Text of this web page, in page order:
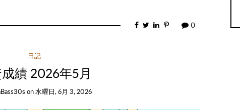
0
日記
績 2026年5月
on水曜日, 6月 3, 2026